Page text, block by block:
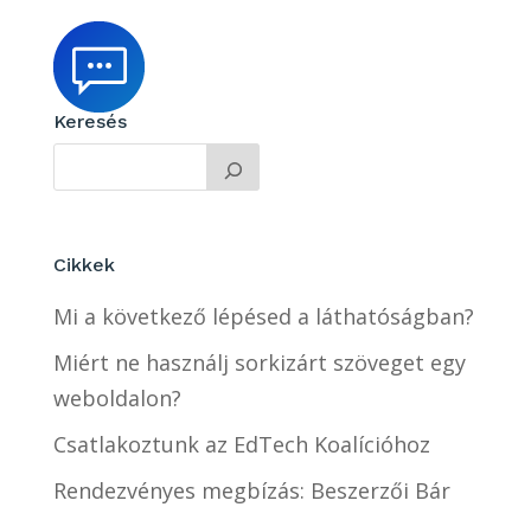
Keresés
Cikkek
Mi a következő lépésed a láthatóságban?
Miért ne használj sorkizárt szöveget egy
weboldalon?
Csatlakoztunk az EdTech Koalícióhoz
Rendezvényes megbízás: Beszerzői Bár